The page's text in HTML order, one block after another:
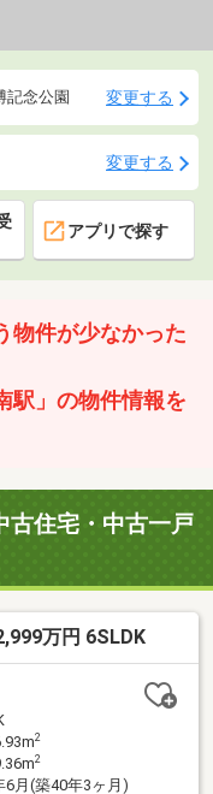
記念公園 変更する
変更する
アプリで探す
物件が少なかった
駅」の物件情報を
古住宅・中古一戸
万円 6SLDK
2
2
6月(築40年3ヶ月)